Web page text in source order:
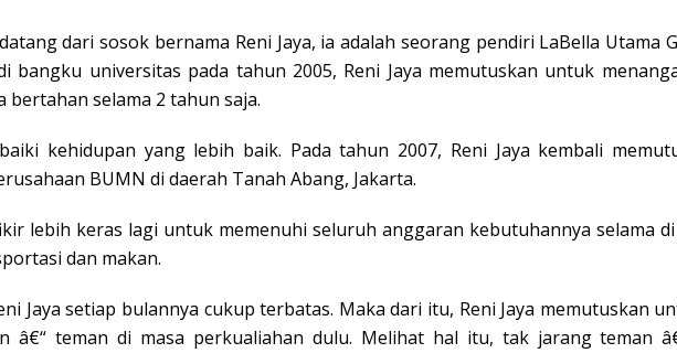
dari sosok bernama Reni Jaya, ia adalah seorang pendiri LaBella Utama
bangku universitas pada tahun 2005, Reni Jaya memutuskan untuk
bertahan selama 2 tahun saja.
kehidupan yang lebih baik. Pada tahun 2007, Reni Jaya kembali
BUMN di daerah Tanah Abang, Jakarta.
lebih keras lagi untuk memenuhi seluruh anggaran kebutuhannya selama
dan makan.
Jaya setiap bulannya cukup terbatas. Maka dari itu, Reni Jaya memutuskan
â€“ teman di masa perkualiahan dulu. Melihat hal itu, tak jarang teman